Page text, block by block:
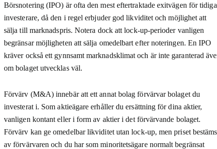
Börsnotering (IPO) är ofta den mest eftertraktade exitvägen för tidiga
investerare, då den i regel erbjuder god likviditet och möjlighet att
sälja till marknadspris. Notera dock att lock-up-perioder vanligen
begränsar möjligheten att sälja omedelbart efter noteringen. En IPO
kräver också ett gynnsamt marknadsklimat och är inte garanterad
om bolaget utvecklas väl.
Förvärv (M&A) innebär att ett annat bolag förvärvar bolaget du
investerat i. Som aktieägare erhåller du ersättning för dina aktier,
vanligen kontant eller i form av aktier i det förvärvande bolaget.
Förvärv kan ge omedelbar likviditet utan lock-up, men priset bestäms
av förvärvaren och du har som minoritetsägare normalt begränsat